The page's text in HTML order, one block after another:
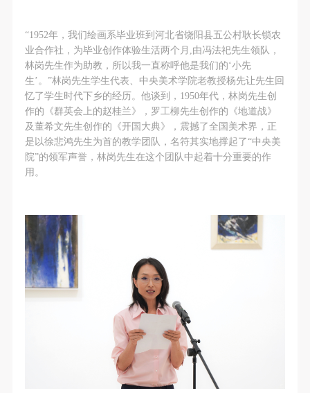
“1952年，我们绘画系毕业班到河北省饶阳县五公村耿长锁农
业合作社，为毕业创作体验生活两个月,由冯法祀先生领队，
林岗先生作为助教，所以我一直称呼他是我们的‘小先
生’。”林岗先生学生代表、中央美术学院老教授杨先让先生回
忆了学生时代下乡的经历。他谈到，1950年代，林岗先生创
作的《群英会上的赵桂兰》，罗工柳先生创作的《地道战》
及董希文先生创作的《开国大典》，震撼了全国美术界，正
是以徐悲鸿先生为首的教学团队，名符其实地撑起了“中央美
院”的领军声誉，林岗先生在这个团队中起着十分重要的作
用。